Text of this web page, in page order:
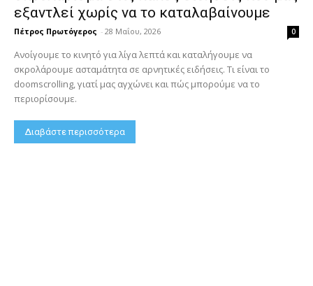
εξαντλεί χωρίς να το καταλαβαίνουμε
Πέτρος Πρωτόγερος - 28 Μαΐου, 2026 0
Ανοίγουμε το κινητό για λίγα λεπτά και καταλήγουμε να
σκρολάρουμε ασταμάτητα σε αρνητικές ειδήσεις. Τι είναι το
doomscrolling, γιατί μας αγχώνει και πώς μπορούμε να το
περιορίσουμε.
Διαβάστε περισσότερα